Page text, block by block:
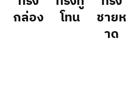
กล่อง โทน ชายห
าด